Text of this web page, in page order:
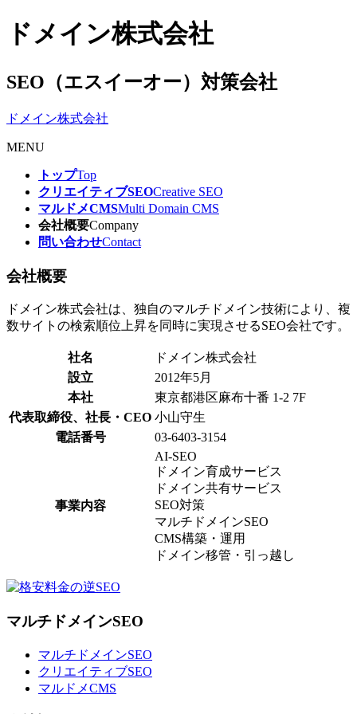
ドメイン株式会社
SEO（エスイーオー）対策会社
ドメイン株式会社
MENU
トップTop
クリエイティブSEOCreative SEO
マルドメCMSMulti Domain CMS
会社概要Company
問い合わせContact
会社概要
ドメイン株式会社は、独自のマルチドメイン技術により、複
数サイトの検索順位上昇を同時に実現させるSEO会社です。
社名
ドメイン株式会社
設立
2012年5月
本社
東京都港区麻布十番 1-2 7F
代表取締役、社長・CEO 小山守生
電話番号
03-6403-3154
事業内容
AI-SEO
ドメイン育成サービス
ドメイン共有サービス
SEO対策
マルチドメインSEO
CMS構築・運用
ドメイン移管・引っ越し
マルチドメインSEO
マルチドメインSEO
クリエイティブSEO
マルドメCMS